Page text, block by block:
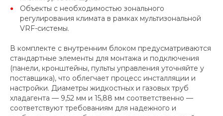
Объекты с необходимостью зонального
регулирования климата в рамках мультизональной
VRF-системы.
В комплекте с внутренним блоком предусматриваются
стандартные элементы для монтажа и подключения
(панели, кронштейны, пульты управления уточняйте у
поставщика), что облегчает процесс инсталляции и
настройки. Диаметры жидкостных и газовых труб
хладагента — 9,52 мм и 15,88 мм соответственно —
соответствуют требованиям для надежного и